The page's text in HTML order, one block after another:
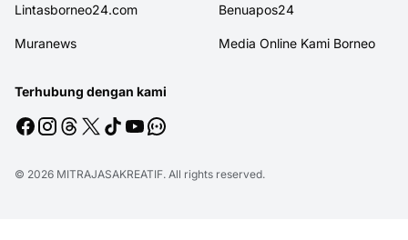
Lintasborneo24.com Benuapos24
Muranews Media Online Kami Borneo
Terhubung dengan kami
© 2026 MITRAJASAKREATIF. All rights reserved.